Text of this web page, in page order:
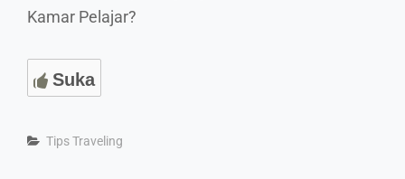
Kamar Pelajar?
Suka
Categories
Tips Traveling